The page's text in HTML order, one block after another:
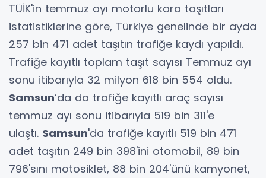
TÜİK'in temmuz ayı motorlu kara taşıtları
istatistiklerine göre, Türkiye genelinde bir ayda
257 bin 471 adet taşıtın trafiğe kaydı yapıldı.
Trafiğe kayıtlı toplam taşıt sayısı Temmuz ayı
sonu itibarıyla 32 milyon 618 bin 554 oldu.
Samsun’da da trafiğe kayıtlı araç sayısı
temmuz ayı sonu itibarıyla 519 bin 311'e
ulaştı. Samsun'da trafiğe kayıtlı 519 bin 471
adet taşıtın 249 bin 398'ini otomobil, 89 bin
796'sını motosiklet, 88 bin 204'ünü kamyonet,